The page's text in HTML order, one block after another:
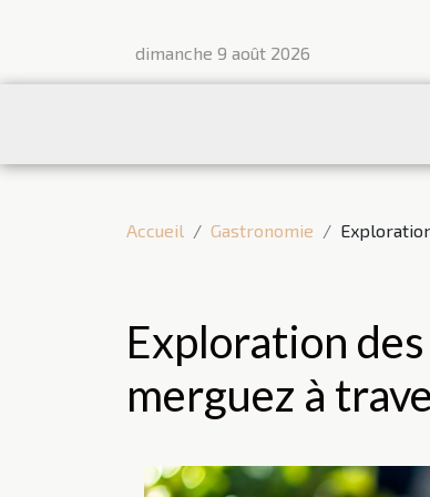
dimanche 9 août 2026
Accueil Gastronomie
Exploration
merguez à